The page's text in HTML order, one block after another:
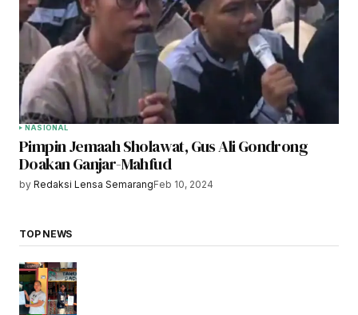
NASIONAL
Pimpin Jemaah Sholawat, Gus Ali Gondrong
Doakan Ganjar-Mahfud
by Redaksi Lensa SemarangFeb 10, 2024
TOP NEWS